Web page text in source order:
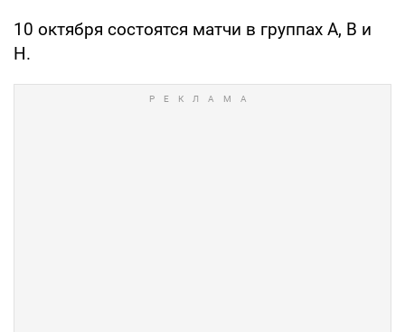
10 октября состоятся матчи в группах A, B и
H.